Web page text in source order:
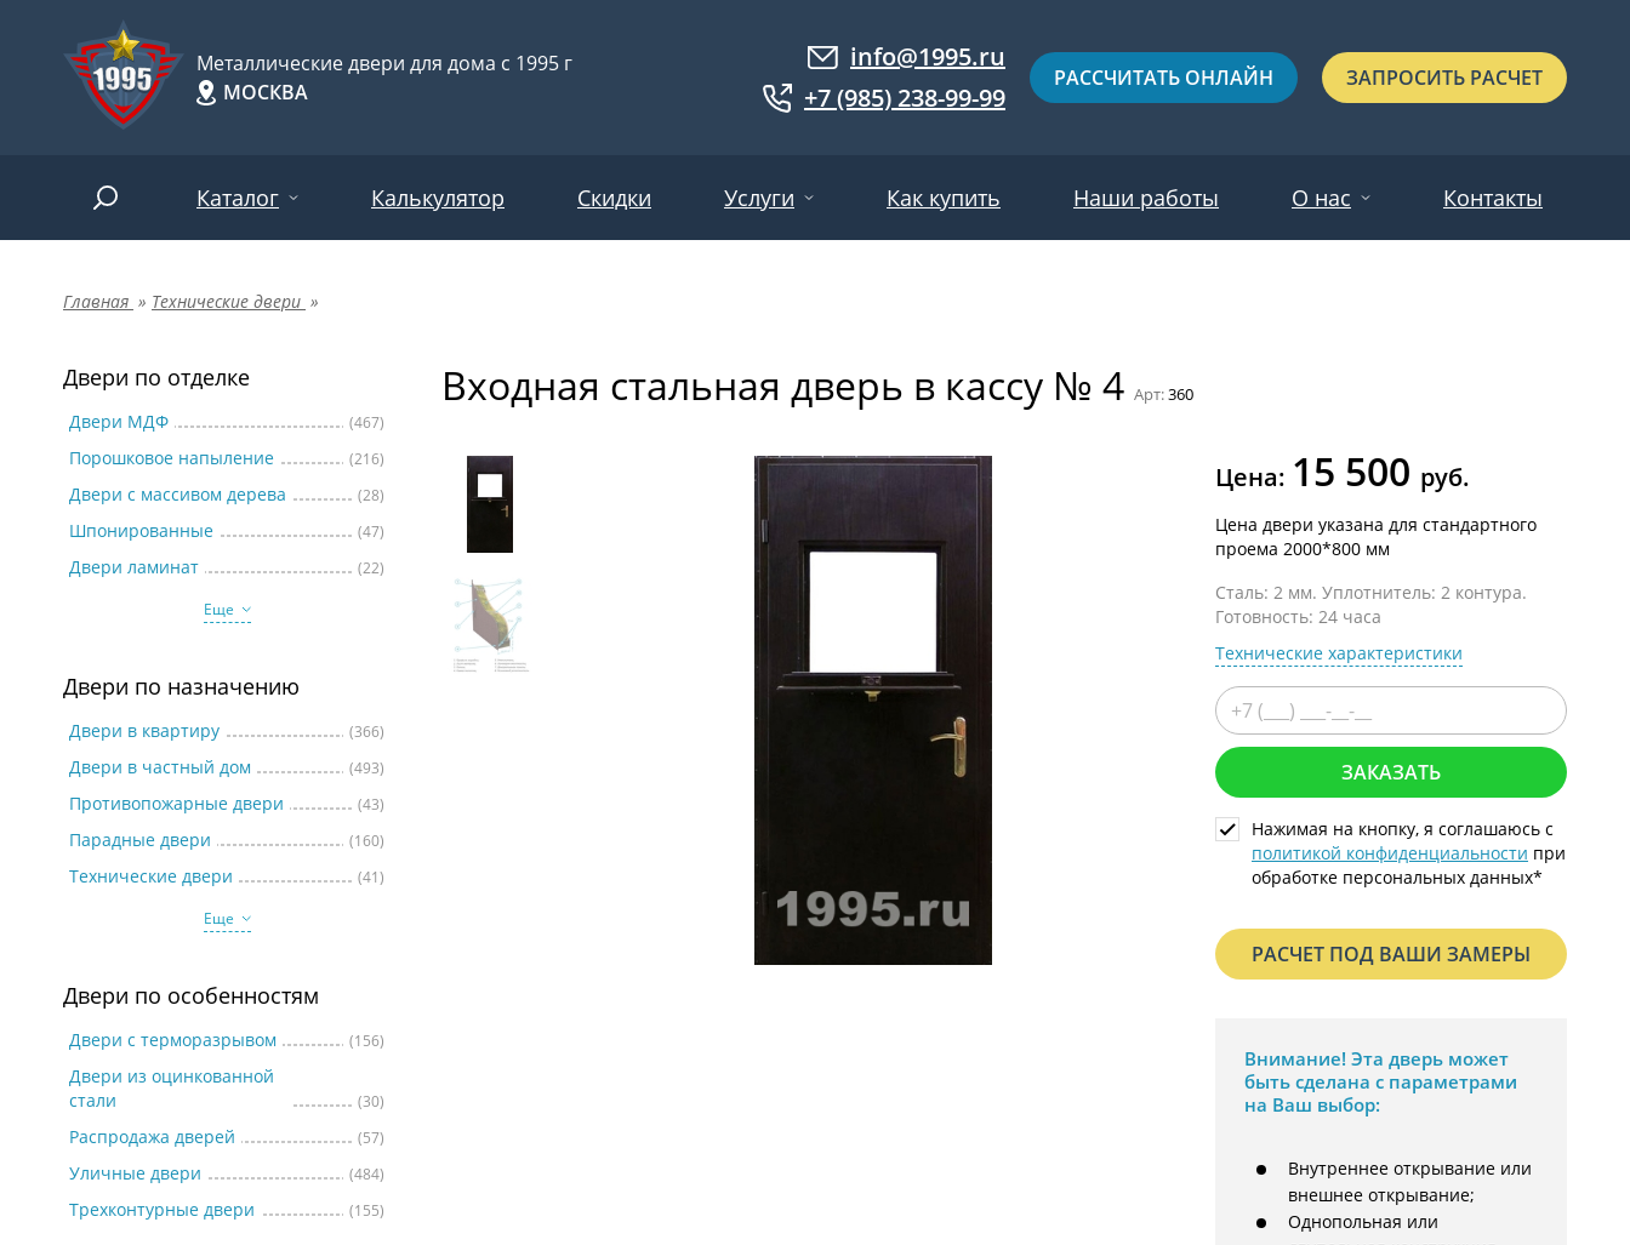
Металлические двери для дома с 1995 г
МОСКВА
info@1995.ru
+7 (985) 238-99-99
РАССЧИТАТЬ ОНЛАЙН ЗАПРОСИТЬ РАСЧЕТ
Каталог
Двери по отделке
Двери по назначению
Двери по особенностям
Двери с массивом дерева
Шпонированные
Двери с винилискожей
Белые двери
Серые двери
Коричневые двери
С металлофиленкой
Калькулятор Скидки Услуги
Гарантия и возврат
Как купить Наши работы О нас Контакты
Главная » Технические двери »
Двери по отделке
Двери МДФ (467)
Порошковое напыление (216)
Двери с массивом дерева (28)
Шпонированные (47)
Двери ламинат
(22)
Еще
Двери по назначению
Двери в квартиру (366)
Двери в частный дом (493)
Противопожарные двери (43)
Парадные двери (160)
Технические двери
(41)
Еще
Двери по особенностям
Двери с терморазрывом (156)
Двери из оцинкованной
стали
(30)
Распродажа дверей (57)
Уличные двери (484)
Трехконтурные двери
(155)
Входная стальная дверь в кассу № 4 Арт:360
Цена: 15 500 руб.
Цена двери указана для стандартного
проема 2000*800 мм
Сталь: 2 мм. Уплотнитель: 2 контура.
Готовность: 24 часа
Технические характеристики
ЗАКАЗАТЬ
Нажимая на кнопку, я соглашаюсь с
политикой конфиденциальности при
обработке персональных данных*
РАСЧЕТ ПОД ВАШИ ЗАМЕРЫ
Внимание! Эта дверь может
быть сделана с параметрами
на Ваш выбор:
Внутреннее открывание или
внешнее открывание;
Однопольная или